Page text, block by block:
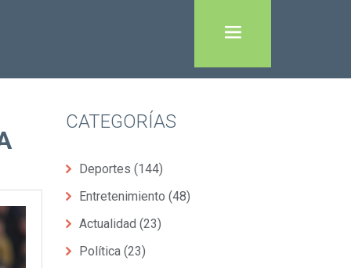
CATEGORÍAS
Deportes (144)
Entretenimiento (48)
Actualidad (23)
Política (23)